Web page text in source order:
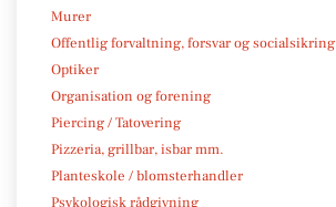
Murer
Offentlig forvaltning, forsvar og socialsikring
Optiker
Organisation og forening
Piercing / Tatovering
Pizzeria, grillbar, isbar mm.
Planteskole / blomsterhandler
Psykologisk rådgivning